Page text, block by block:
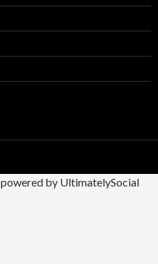
powered by UltimatelySocial